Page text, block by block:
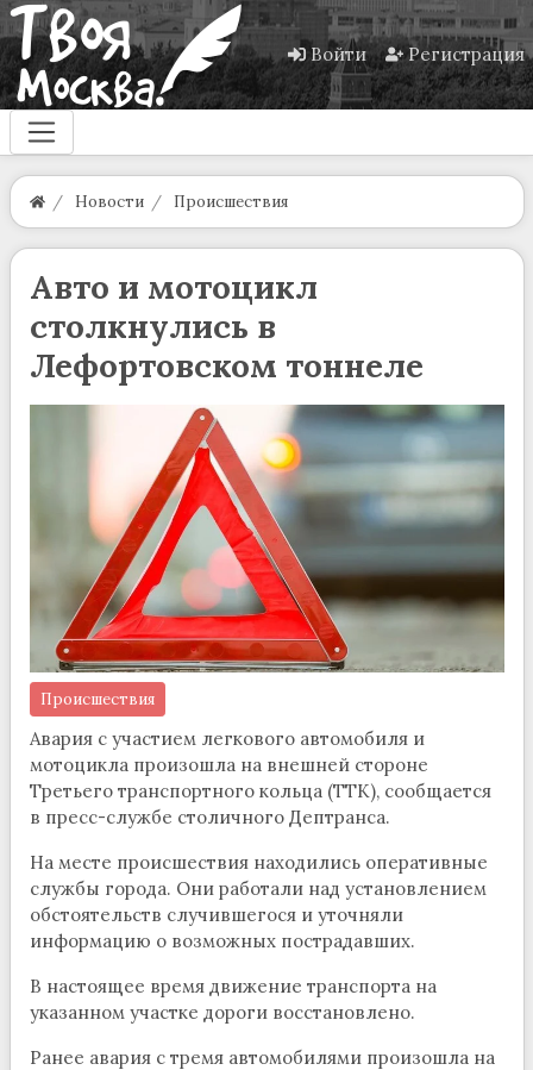
Войти Регистрация
Новости Происшествия
Авто и мотоцикл
столкнулись в
Лефортовском тоннеле
Происшествия
Авария с участием легкового автомобиля и
мотоцикла произошла на внешней стороне
Третьего транспортного кольца (ТТК), сообщается
в пресс-службе столичного Дептранса.
На месте происшествия находились оперативные
службы города. Они работали над установлением
обстоятельств случившегося и уточняли
информацию о возможных пострадавших.
В настоящее время движение транспорта на
указанном участке дороги восстановлено.
Ранее авария с тремя автомобилями произошла на